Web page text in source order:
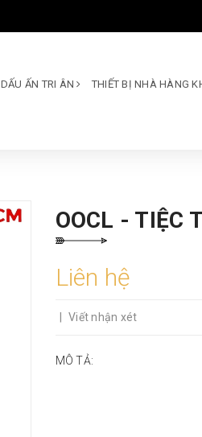
DẤU ẤN TRI ÂN THIẾT BỊ NHÀ HÀNG
OOCL - TIỆC
Liên hệ
Viết nhận xét
MÔ TẢ: